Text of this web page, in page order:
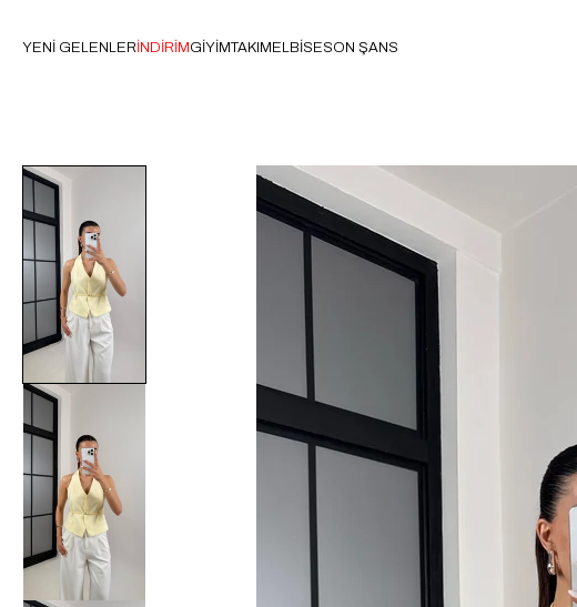
YENİ GELENLERİNDİRİMGİYİMTAKIMELBİSESON ŞANS